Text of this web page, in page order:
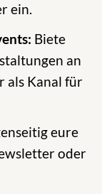
ein.
Biete
an
als Kanal für
eure
oder